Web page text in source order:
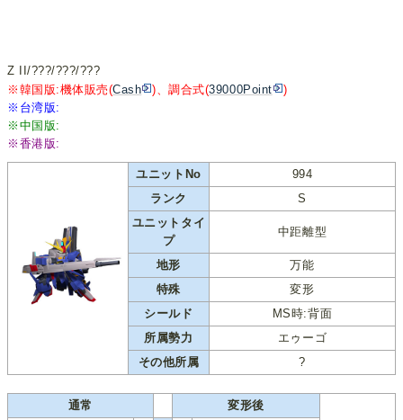
Z II/???/???/???
※韓国版:機体販売(Cash )、調合式(39000Point
)
※台湾版:
※中国版:
※香港版:
ユニットNo
994
ランク
S
ユニットタイ
プ
中距離型
地形
万能
特殊
変形
シールド
MS時:背面
所属勢力
エゥーゴ
その他所属
?
通常 変形後